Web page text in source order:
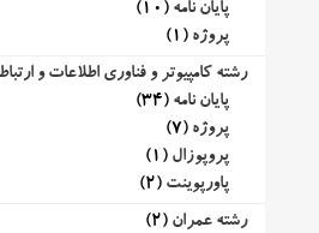
پایان نامه (10)
پروژه (1)
رشته کامپیوتر و فناوری اطلاعات و
پایان نامه (34)
پروژه (7)
پروپوزال (1)
پاورپوینت (2)
رشته عمران (2)